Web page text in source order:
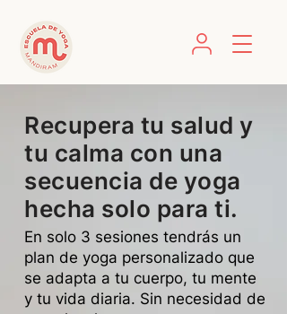
Recupera tu salud y
tu calma con una
secuencia de yoga
hecha solo para ti.
En solo 3 sesiones tendrás un
plan de yoga personalizado que
se adapta a tu cuerpo, tu mente
y tu vida diaria. Sin necesidad de